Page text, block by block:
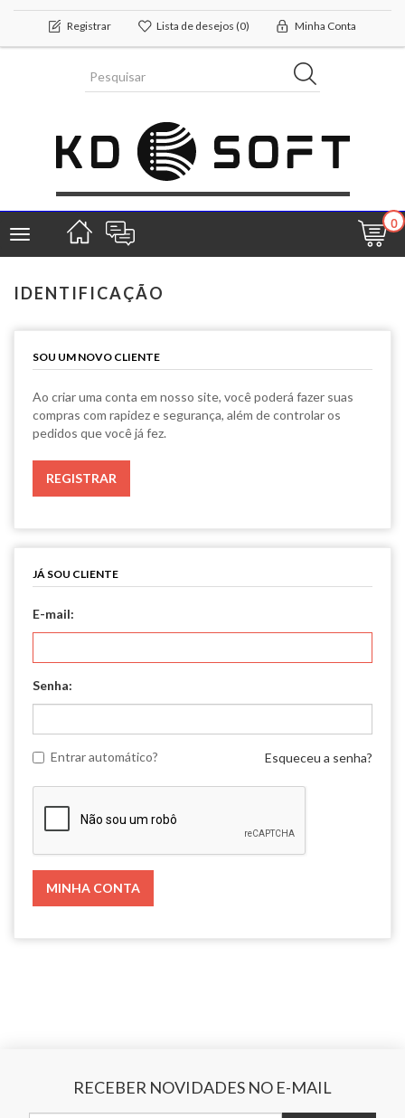
Registrar Lista de desejos (0) Minha Conta
Toggle
navigation
0
IDENTIFICAÇÃO
SOU UM NOVO CLIENTE
Ao criar uma conta em nosso site, você poderá fazer suas
compras com rapidez e segurança, além de controlar os
pedidos que você já fez.
JÁ SOU CLIENTE
E-mail:
Senha:
Entrar automático? Esqueceu a senha?
RECEBER NOVIDADES NO E-MAIL